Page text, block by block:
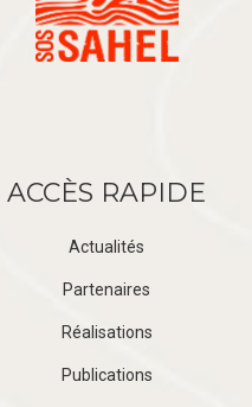
ACCÈS RAPIDE
Actualités
Partenaires
Réalisations
Publications